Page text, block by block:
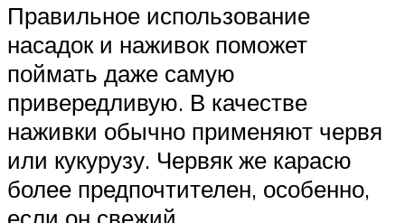
Правильное использование
насадок и наживок поможет
поймать даже самую
привередливую. В качестве
наживки обычно применяют червя
или кукурузу. Червяк же карасю
более предпочтителен, особенно,